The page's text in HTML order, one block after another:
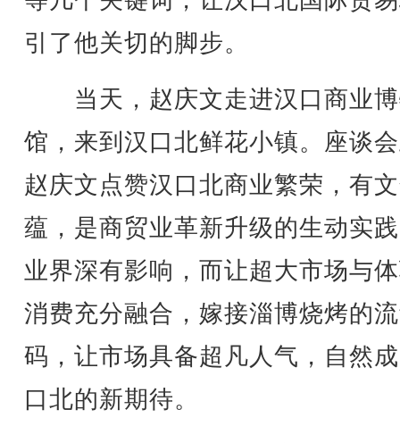
引了他关切的脚步。
当天，赵庆文走进汉口商业
馆，来到汉口北鲜花小镇。座谈
赵庆文点赞汉口北商业繁荣，有
蕴，是商贸业革新升级的生动实
业界深有影响，而让超大市场与
消费充分融合，嫁接淄博烧烤的
码，让市场具备超凡人气，自然
口北的新期待。